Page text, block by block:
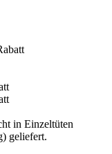
in Einzeltüten
geliefert.